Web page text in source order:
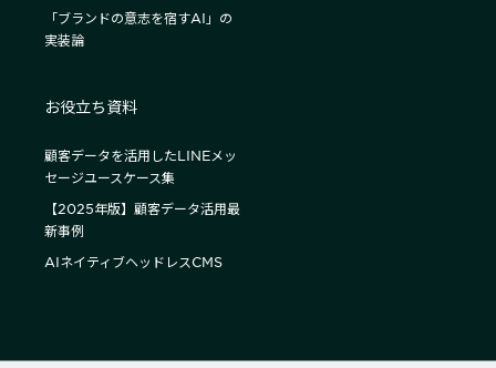
「ブランドの意志を宿すAI」の
実装論
お役立ち資料
顧客データを活用したLINEメッ
セージユースケース集
【2025年版】顧客データ活用最
新事例
AIネイティブヘッドレスCMS